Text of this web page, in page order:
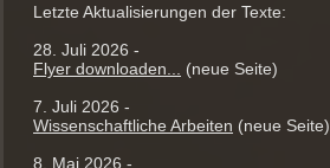
Letzte Aktualisierungen der Texte:
28. Juli 2026 -
Flyer downloaden...
(neue Seite)
7. Juli 2026 -
Wissenschaftliche Arbeiten (neue Seite)
8. Mai 2026 -